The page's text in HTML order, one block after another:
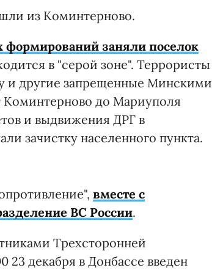
из Коминтерново.
заняли поселок
в "серой зоне". Террористы
и другие запрещенные Минскими
Коминтерново до Мариуполя
и выдвижения ДРГ в
зачистку населенного пункта.
вместе с
ВС России.
Трехсторонней
23 декабря в Донбассе введен